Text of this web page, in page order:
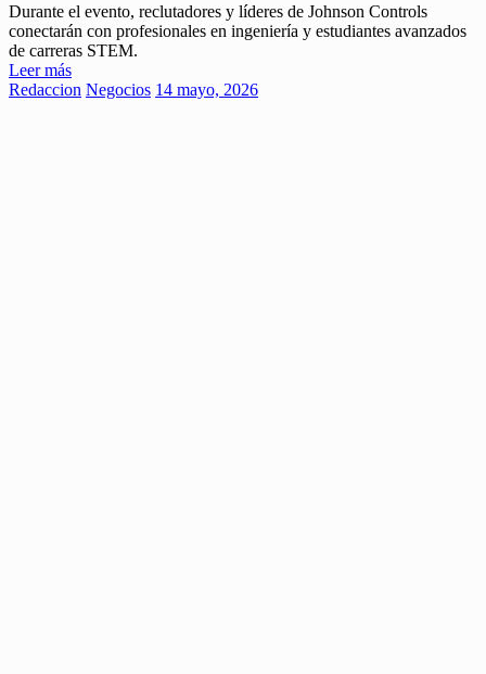
Durante el evento, reclutadores y líderes de Johnson Controls
conectarán con profesionales en ingeniería y estudiantes avanzados
de carreras STEM.
Leer más
Redaccion Negocios 14 mayo, 2026